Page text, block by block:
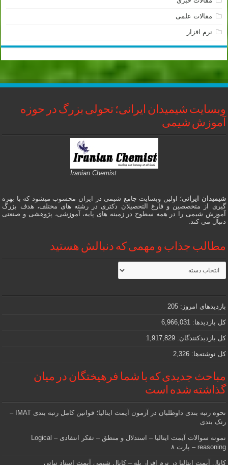
مقالات علمی
نرم افزار
وبسایت شیمیدان ایرانی؛ تحولی بزرگ در حوزه
آموزش شیمی
Iranian Chemist
شیمیدان ایرانی؛ اولین وبسایت جامع شیمی در ایران محسوب میشود که با بهره
گیری از متخصصین و فارغ التحصیلان دکتری در رشته های مختلف، هدف بزرگ
آموزش شیمی را در همه سطوح در زمینه های پایه، آموزشی، پژوهشی و صنعتی
دنبال می کند.
مطالب جذاب و مهمی که دنبالش هستید
مطالب
جذاب
و
که
دنبالش
هستید
بازدیدهای امروز:205
کل بازدیدها: 6,966,031
کل بازدیدکنند‌گان:1,917,829
کل نوشته‌ها:2,326
مباحث جدیدی که با شما فرهیختگان در میان
گذاشته شده است
نحوه رتبه بندی داوطلبان در آزمون آیمت ایتالیا؛ قوانین کامل رتبه بندی IMAT –
رنک بندی
نمونه سوالات آیمت ایتالیا – استدلال و منطق – تفکر انتقادی – Logical
reasoning – پارت ۸
کانال آیمت ایتالیا در نرم افزار بله – کانال شیمی آیمت استاد نباتی